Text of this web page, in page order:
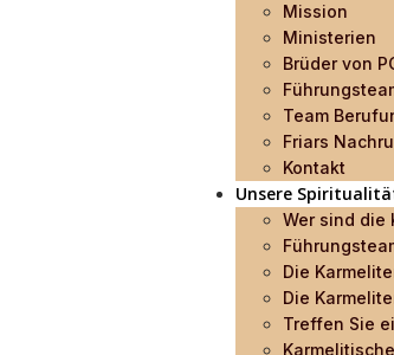
Mission
Ministerien
Brüder von
Team
Friars
Kontakt
Unsere
Wer sind die
Die
Die
Treffen Sie